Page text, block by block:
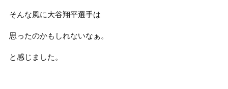
そんな風に大谷翔平選手は
思ったのかもしれないなぁ。
と感じました。